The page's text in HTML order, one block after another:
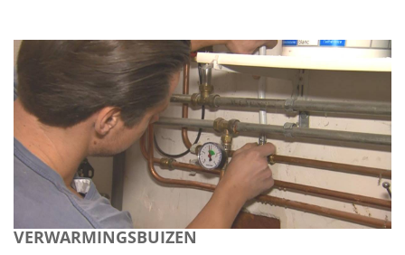
VERWARMINGSBUIZEN